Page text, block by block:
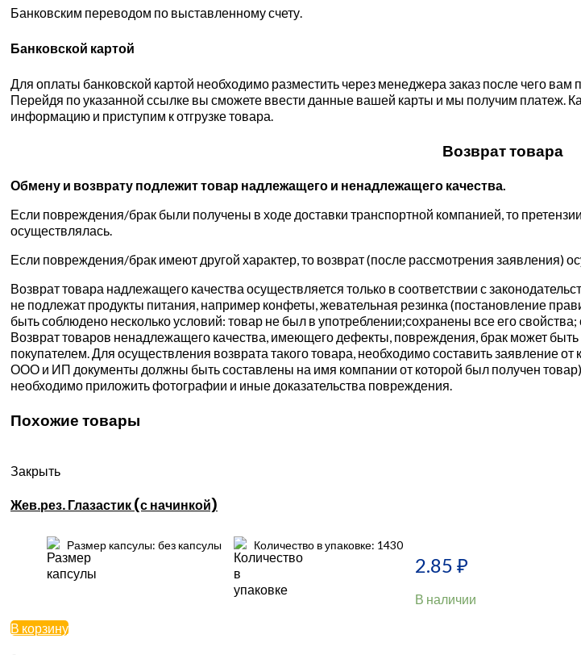
Банковским переводом по выставленному счету.
Банковской картой
Для оплаты банковской картой необходимо разместить через менеджера заказ после чего
Перейдя по указанной ссылке вы сможете ввести данные вашей карты и мы получим платеж.
информацию и приступим к отгрузке товара.
Возврат товара
Обмену и возврату подлежит товар надлежащего и ненадлежащего качества.
Если повреждения/брак были получены в ходе доставки транспортной компанией, то
осуществлялась.
Если повреждения/брак имеют другой характер, то возврат (после рассмотрения заявления)
Возврат товара надлежащего качества осуществляется только в соответствии с
не подлежат продукты питания, например конфеты, жевательная резинка (постановление
быть соблюдено несколько условий: товар не был в употреблении;сохранены все его
Возврат товаров ненадлежащего качества, имеющего дефекты, повреждения, брак может
покупателем. Для осуществления возврата такого товара, необходимо составить заявление
ООО и ИП документы должны быть составлены на имя компании от которой был получен
необходимо приложить фотографии и иные доказательства повреждения.
Похожие товары
Закрыть
Жев.рез. Глазастик (с начинкой)
Размер капсулы: без капсулы Количество в упаковке: 1430
2.85 ₽
В наличии
В корзину